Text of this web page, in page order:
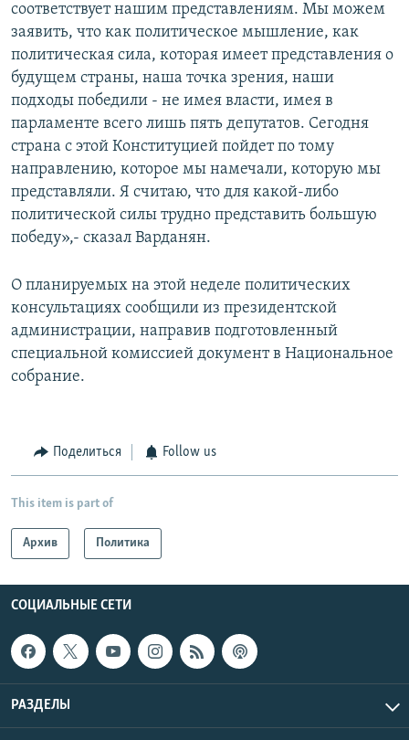
соответствует нашим представлениям. Мы можем
заявить, что как политическое мышление, как
политическая сила, которая имеет представления о
будущем страны, наша точка зрения, наши
подходы победили - не имея власти, имея в
парламенте всего лишь пять депутатов. Сегодня
страна с этой Конституцией пойдет по тому
направлению, которое мы намечали, которую мы
представляли. Я считаю, что для какой-либо
политической силы трудно представить большую
победу»,- сказал Варданян.
О планируемых на этой неделе политических
консультациях сообщили из президентской
администрации, направив подготовленный
специальной комиссией документ в Национальное
собрание.
Поделиться Follow us
This item is part of
Архив Политика
СОЦИАЛЬНЫЕ СЕТИ
РАЗДЕЛЫ